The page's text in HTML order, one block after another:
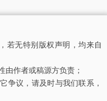
若无特别版权声明，均来自
由作者或稿源方负责；
争议，请及时与我们联系，